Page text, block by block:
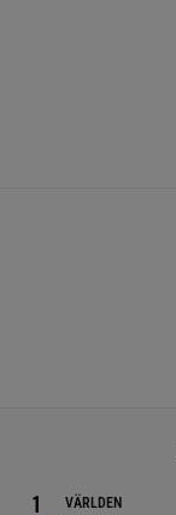
VÄRLDEN